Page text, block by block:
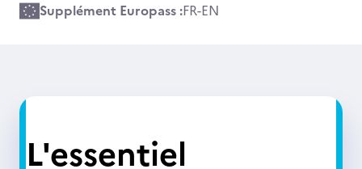
Supplément Europass :FR-EN
L'essentiel